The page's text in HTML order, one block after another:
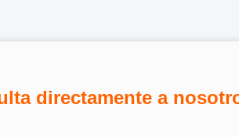
directamente a